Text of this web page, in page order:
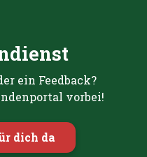
ein Feedback?
vorbei!
dich da